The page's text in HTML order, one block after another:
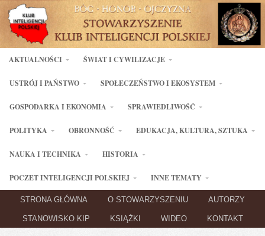
AKTUALNOŚCI ŚWIAT I CYWILIZACJE
USTRÓJ I PAŃSTWO SPOŁECZEŃSTWO I EKOSYSTEM
GOSPODARKA I EKONOMIA SPRAWIEDLIWOŚĆ
POLITYKA OBRONNOŚĆ EDUKACJA, KULTURA, SZTUKA
NAUKA I TECHNIKA HISTORIA
POCZET INTELIGENCJI POLSKIEJ INNE TEMATY
STRONA GŁÓWNA O STOWARZYSZENIU AUTORZY
STANOWISKO KIP KSIĄŻKI WIDEO KONTAKT